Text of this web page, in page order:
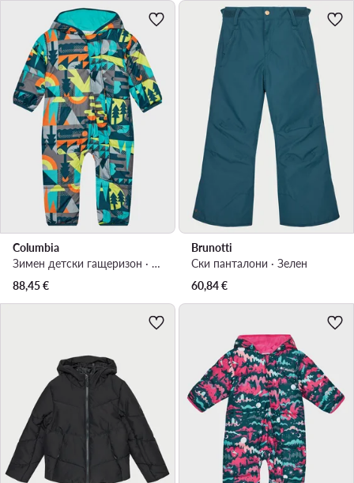
Columbia
Зимен детски гащеризон · Син
88,45€
Brunotti
Ски панталони · Зелен
60,84€